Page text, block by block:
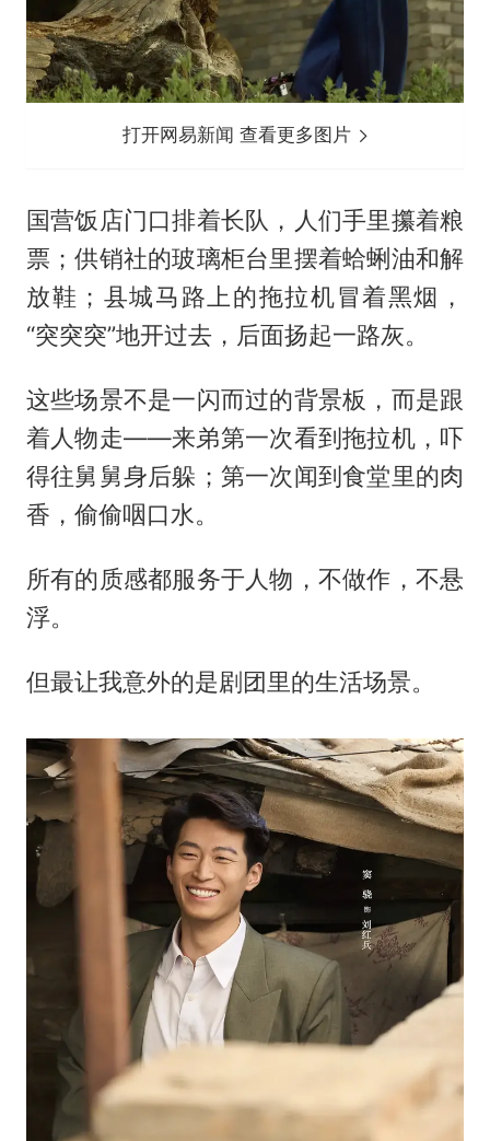
打开网易新闻 查看更多图片
国营饭店门口排着长队，人们手里攥着粮
票；供销社的玻璃柜台里摆着蛤蜊油和解
放鞋；县城马路上的拖拉机冒着黑烟，
“突突突”地开过去，后面扬起一路灰。
这些场景不是一闪而过的背景板，而是跟
着人物走——来弟第一次看到拖拉机，吓
得往舅舅身后躲；第一次闻到食堂里的肉
香，偷偷咽口水。
所有的质感都服务于人物，不做作，不悬
浮。
但最让我意外的是剧团里的生活场景。